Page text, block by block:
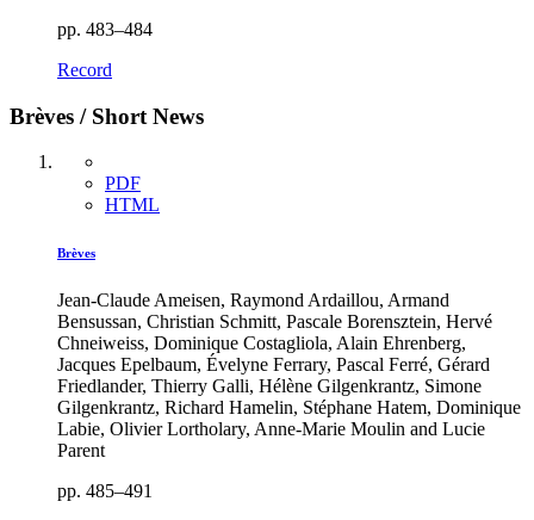
pp. 483–484
Record
Brèves / Short News
PDF
HTML
Brèves
Jean-Claude Ameisen, Raymond Ardaillou, Armand
Bensussan, Christian Schmitt, Pascale Borensztein, Hervé
Chneiweiss, Dominique Costagliola, Alain Ehrenberg,
Jacques Epelbaum, Évelyne Ferrary, Pascal Ferré, Gérard
Friedlander, Thierry Galli, Hélène Gilgenkrantz, Simone
Gilgenkrantz, Richard Hamelin, Stéphane Hatem, Dominique
Labie, Olivier Lortholary, Anne-Marie Moulin and Lucie
Parent
pp. 485–491